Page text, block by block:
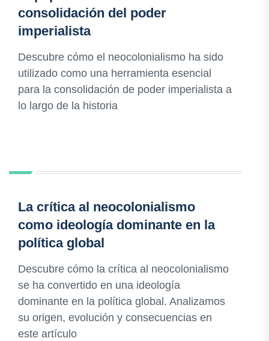
consolidación del poder
imperialista
Descubre cómo el neocolonialismo ha sido
utilizado como una herramienta esencial
para la consolidación de poder imperialista a
lo largo de la historia
La crítica al neocolonialismo
como ideología dominante en la
política global
Descubre cómo la crítica al neocolonialismo
se ha convertido en una ideología
dominante en la política global. Analizamos
su origen, evolución y consecuencias en
este artículo